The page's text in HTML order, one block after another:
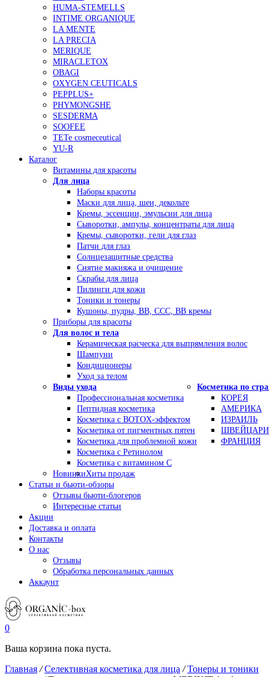
HUMA-STEMELLS
INTIME ORGANIQUE
LA MENTE
LA PRECIA
MERIQUE
MIRACLETOX
OBAGI
OXYGEN CEUTICALS
PEPPLUS+
PHYMONGSHE
SESDERMA
SOOFEE
TETe cosmeceutical
YU-R
Каталог
Витамины для красоты
Для лица
Наборы красоты
Маски для лица, шеи, декольте
Кремы, эссенции, эмульсии для лица
Сыворотки, ампулы, концентраты для лица
Кремы, сыворотки, гели для глаз
Патчи для глаз
Солнцезащитные средства
Снятие макияжа и очищение
Скрабы для лица
Пилинги для кожи
Тоники и тонеры
Кушоны, пудры, ВВ, ССС, ВВ кремы
Приборы для красоты
Для волос и тела
Керамическая расческа для выпрямления волос
Шампуни
Кондиционеры
Уход за телом
Виды ухода
Профессиональная косметика
Пептидная косметика
Косметика с BOTOX-эффектом
Косметика от пигментных пятен
Косметика для проблемной кожи
Косметика с Ретинолом
Косметика с витамином С
Косметика по
КОРЕЯ
АМЕРИКА
ИЗРАИЛЬ
ФРАНЦИЯ
НовинкиХиты продаж
Статьи и бьюти-обзоры
Отзывы бьюти-блогеров
Интересные статьи
Акции
Доставка и оплата
Контакты
О нас
Отзывы
Обработка персональных данных
Аккаунт
0
Ваша корзина пока пуста.
Главная /Селективная косметика для лица /Тонеры и тоники